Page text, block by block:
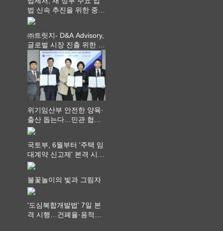
법 신속 추진을 위한 중앙
부처 법무담당관 회의 개
㈜트릿지- D&A Advisory,
글로벌 시장 진출 위한 전
략적 업무협약 체결
위기임산부 안전한 양육·
출산 돕는다…민관 협력
체계 구축
국토부, 6월부터 '주택 임
대계약 신고제' 본격 시
행…실거래가 투명화 기
불꽃놀이의 빛과 그림자
'도심복합개발법' 7일 본
격 시행…건폐율·용적률